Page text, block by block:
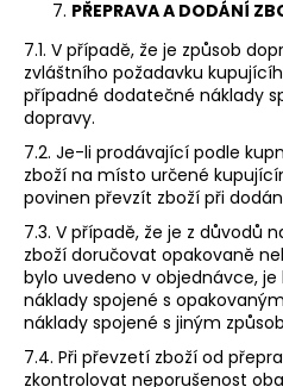
PŘEPRAVA A DODÁNÍ
7.1. V případě, že je způsob
zvláštního požadavku
případné dodatečné náklady
dopravy.
7.2. Je-li prodávající podle
zboží na místo určené
povinen převzít zboží při
7.3. V případě, že je z důvodů
zboží doručovat opakovaně
bylo uvedeno v objednávce,
náklady spojené s
náklady spojené s jiným
7.4. Při převzetí zboží od
zkontrolovat neporušenost